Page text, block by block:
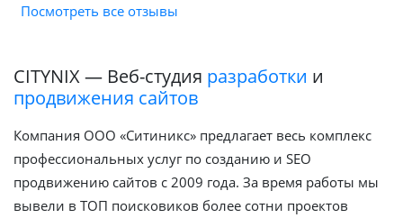
Посмотреть все отзывы
CITYNIX — Веб-студия разработки и
продвижения сайтов
Компания ООО «Ситиникс» предлагает весь комплекс
профессиональных услуг по созданию и SEO
продвижению сайтов с 2009 года. За время работы мы
вывели в ТОП поисковиков более сотни проектов